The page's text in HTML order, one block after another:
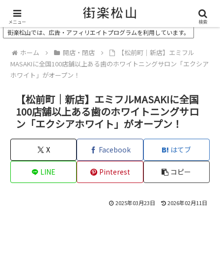
＼ 松山の街を“オモシロク”する地域情報メディア ／
街楽松山では、広告・アフィリエイトプログラムを利用しています。
ホーム 開店・閉店
【松前町｜新店】エミフル
MASAKIに全国100店舗以上ある歯のホワイトニングサロン「エクシア
ホワイト」がオープン！
【松前町｜新店】エミフルMASAKIに全国
100店舗以上ある歯のホワイトニングサロ
ン「エクシアホワイト」がオープン！
X Facebook はてブ
LINE Pinterest コピー
2025年03月23日 2026年02月11日
メニュー 検索